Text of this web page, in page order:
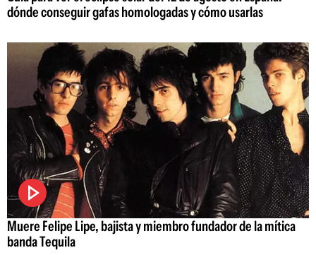
dónde conseguir gafas homologadas y cómo usarlas
Muere Felipe Lipe, bajista y miembro fundador de la mítica
banda Tequila